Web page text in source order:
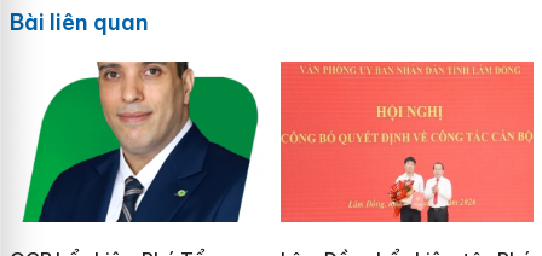
Bài liên quan